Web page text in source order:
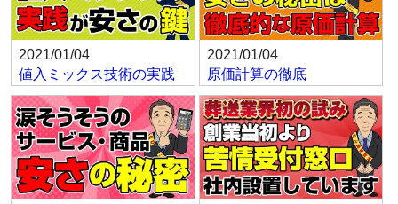
2021/01/04
値入ミックス技術の実践
2021/01/04
原価計算の徹底